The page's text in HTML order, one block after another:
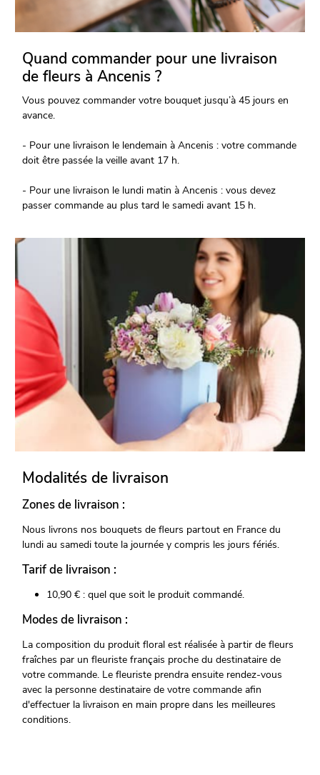
Quand commander pour une livraison
de fleurs à Ancenis ?
Vous pouvez commander votre bouquet jusqu’à 45 jours en
avance.
- Pour une livraison le lendemain à Ancenis : votre commande
doit être passée la veille avant 17 h.
- Pour une livraison le lundi matin à Ancenis : vous devez
passer commande au plus tard le samedi avant 15 h.
Modalités de livraison
Zones de livraison :
Nous livrons nos bouquets de fleurs partout en France du
lundi au samedi toute la journée y compris les jours fériés.
Tarif de livraison :
10,90 € : quel que soit le produit commandé.
Modes de livraison :
La composition du produit floral est réalisée à partir de fleurs
fraîches par un fleuriste français proche du destinataire de
votre commande. Le fleuriste prendra ensuite rendez-vous
avec la personne destinataire de votre commande afin
d'effectuer la livraison en main propre dans les meilleures
conditions.